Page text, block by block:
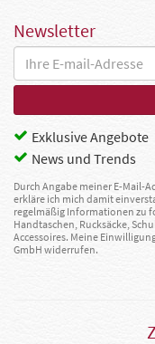
Newsletter
Exklusive Angebote
News und Trends
Durch Angabe meiner E-Mail-
erkläre ich mich damit
regelmäßig Informationen zu
Handtaschen, Rucksäcke,
Accessoires. Meine
GmbH widerrufen.